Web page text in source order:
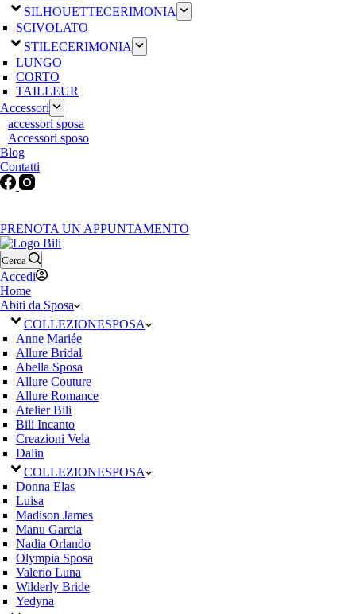
SILHOUETTECERIMONIA
SCIVOLATO
STILECERIMONIA
LUNGO
CORTO
TAILLEUR
Accessori
accessori sposa
Accessori sposo
Blog
Contatti
PRENOTA UN APPUNTAMENTO
Cerca
Accedi
Home
Abiti da Sposa
COLLEZIONESPOSA
Anne Mariée
Allure Bridal
Abella Sposa
Allure Couture
Allure Romance
Atelier Bili
Bili Incanto
Creazioni Vela
Dalin
COLLEZIONESPOSA
Donna Elas
Luisa
Madison James
Manu Garcia
Nadia Orlando
Olympia Sposa
Valerio Luna
Wilderly Bride
Yedyna